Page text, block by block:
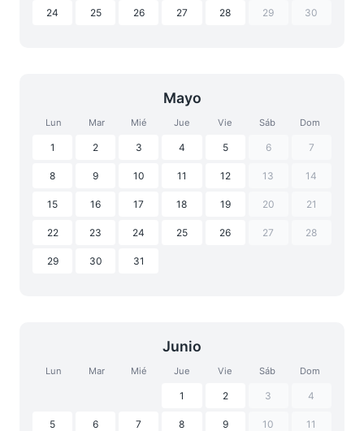
24 25 26 27 28 29 30
Mayo
Lun Mar Mié Jue Vie Sáb Dom
1 2 3 4 5 6 7
8 9 10 11 12 13 14
15 16 17 18 19 20 21
22 23 24 25 26 27 28
29 30 31
Junio
Lun Mar Mié Jue Vie Sáb Dom
1 2 3 4
5 6 7 8 9 10 11